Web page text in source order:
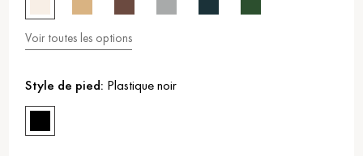
Voir toutes les options
Style de pied: Plastique noir